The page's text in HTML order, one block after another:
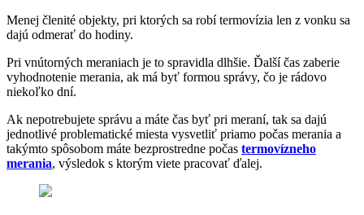
Menej členité objekty, pri ktorých sa robí termovízia len z vonku sa
dajú odmerať do hodiny.
Pri vnútorných meraniach je to spravidla dlhšie. Ďalší čas zaberie
vyhodnotenie merania, ak má byť formou správy, čo je rádovo
niekoľko dní.
Ak nepotrebujete správu a máte čas byť pri meraní, tak sa dajú
jednotlivé problematické miesta vysvetliť priamo počas merania a
takýmto spôsobom máte bezprostredne počas termovízneho
merania, výsledok s ktorým viete pracovať ďalej.